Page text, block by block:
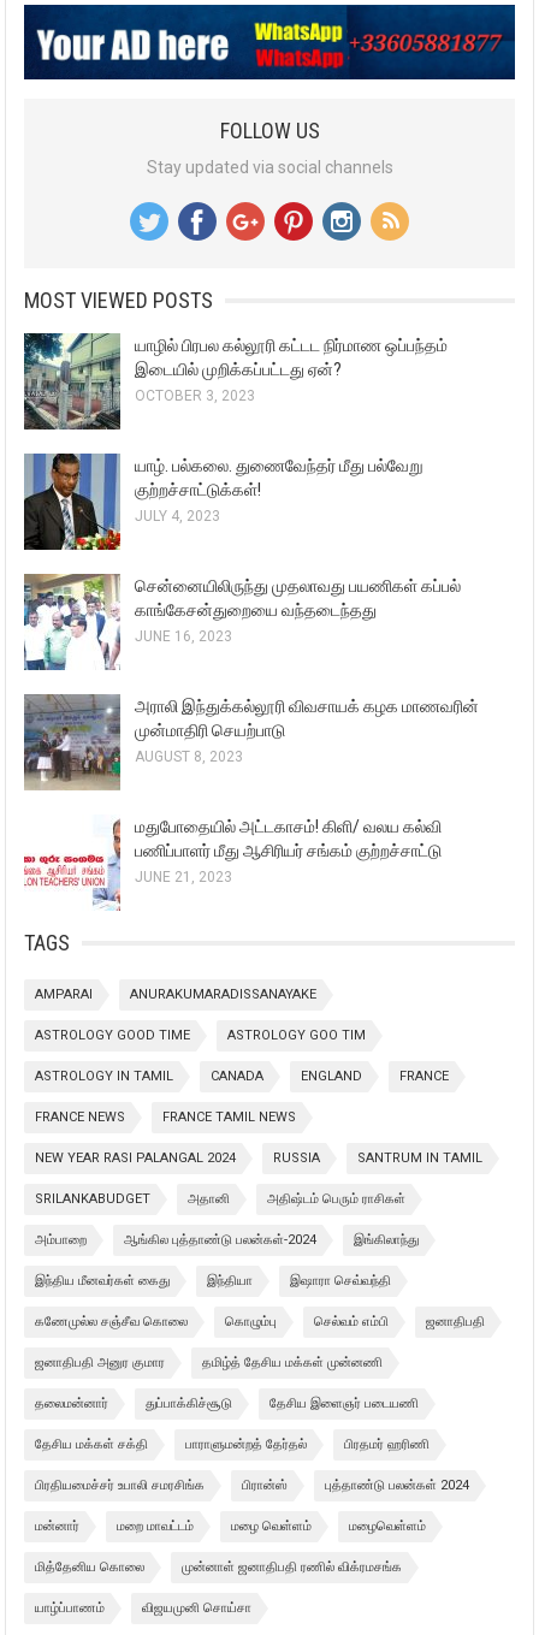
FOLLOW US
Stay updated via social channels
MOST VIEWED POSTS
யாழில் பிரபல கல்லூரி கட்டட நிர்மாண ஒப்பந்தம்
இடையில் முறிக்கப்பட்டது ஏன்?
OCTOBER 3, 2023
யாழ். பல்கலை. துணைவேந்தர் மீது பல்வேறு
குற்றச்சாட்டுக்கள்!
JULY 4, 2023
சென்னையிலிருந்து முதலாவது பயணிகள் கப்பல்
காங்கேசன்துறையை வந்தடைந்தது
JUNE 16, 2023
அராலி இந்துக்கல்லூரி விவசாயக் கழக மாணவரின்
முன்மாதிரி செயற்பாடு
AUGUST 8, 2023
மதுபோதையில் அட்டகாசம்! கிளி/ வலய கல்வி
பணிப்பாளர் மீது ஆசிரியர் சங்கம் குற்றச்சாட்டு
JUNE 21, 2023
TAGS
AMPARAI ANURAKUMARADISSANAYAKE
ASTROLOGY GOOD TIME ASTROLOGY GOO TIM
ASTROLOGY IN TAMIL CANADA ENGLAND FRANCE
FRANCE NEWS FRANCE TAMIL NEWS
NEW YEAR RASI PALANGAL 2024 RUSSIA SANTRUM IN TAMIL
SRILANKABUDGET அதானி அதிஷ்டம் பெரும் ராசிகள்
அம்பாறை ஆங்கில புத்தாண்டு பலன்கள்-2024 இங்கிலாந்து
இந்திய மீனவர்கள் கைது இந்தியா இஷாரா செவ்வந்தி
கணேமுல்ல சஞ்சீவ கொலை கொழும்பு செல்வம் எம்பி ஜனாதிபதி
ஜனாதிபதி அனுர குமார தமிழ்த் தேசிய மக்கள் முன்னணி
தலைமன்னார் துப்பாக்கிச்சூடு தேசிய இளைஞர் படையணி
தேசிய மக்கள் சக்தி பாராளுமன்றத் தேர்தல் பிரதமர் ஹரிணி
பிரதியமைச்சர் உபாலி சமரசிங்க பிரான்ஸ் புத்தாண்டு பலன்கள் 2024
மன்னார் மறை மாவட்டம் மழை வெள்ளம் மழைவெள்ளம்
மித்தேனிய கொலை முன்னாள் ஜனாதிபதி ரணில் விக்ரமசங்க
யாழ்ப்பாணம் விஜயமுனி சொய்சா